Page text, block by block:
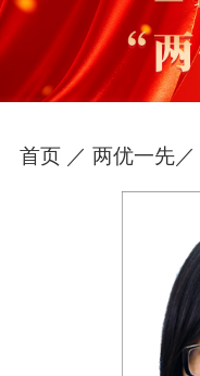
首页 ／ 两优一先／